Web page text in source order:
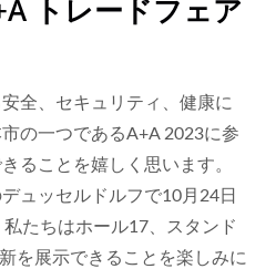
トレードフェア
全、セキュリティ、健康に
の一つであるA+A 2023に参
ることを嬉しく思います。
ュッセルドルフで10月24日
たちはホール17、スタンド
を展示できることを楽しみに